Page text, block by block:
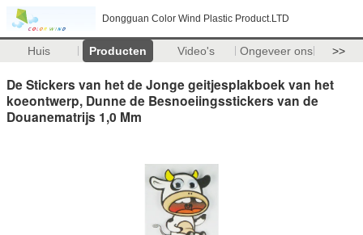
Dongguan Color Wind Plastic Product.LTD
Huis Producten Video's Ongeveer ons >>
De Stickers van het de Jonge geitjesplakboek van het
koeontwerp, Dunne de Besnoeiingsstickers van de
Douanematrijs 1,0 Mm